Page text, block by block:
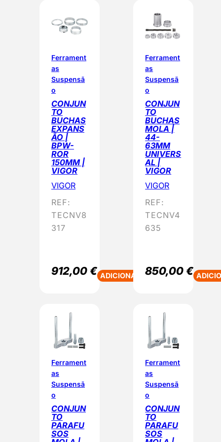
Ferrament
as
Suspensã
o
CONJUN
TO
BUCHAS
EXPANS
ÃO |
BPW-
ROR
150MM |
VIGOR
VIGOR
REF:
TECNV8
317
912,00€ ADICIONAR
Ferrament
as
Suspensã
o
CONJUN
TO
BUCHAS
MOLA |
44-
63MM
UNIVERS
AL |
VIGOR
VIGOR
REF:
TECNV4
635
850,00€
Ferrament
as
Suspensã
o
CONJUN
TO
PARAFU
SOS
Ferrament
as
Suspensã
o
CONJUN
TO
PARAFU
SOS